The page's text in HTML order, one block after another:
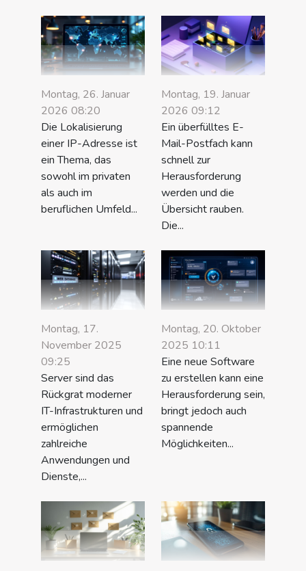
Montag, 26. Januar
2026 08:20
Die Lokalisierung
einer IP-Adresse ist
ein Thema, das
sowohl im privaten
als auch im
beruflichen Umfeld...
Montag, 19. Januar
2026 09:12
Ein überfülltes E-
Mail-Postfach kann
schnell zur
Herausforderung
werden und die
Übersicht rauben.
Die...
Montag, 17.
November 2025
09:25
Server sind das
Rückgrat moderner
IT-Infrastrukturen und
ermöglichen
zahlreiche
Anwendungen und
Dienste,...
Montag, 20. Oktober
2025 10:11
Eine neue Software
zu erstellen kann eine
Herausforderung sein,
bringt jedoch auch
spannende
Möglichkeiten...